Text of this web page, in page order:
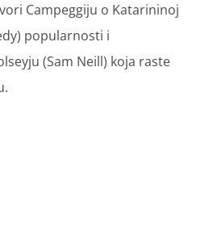
Campeggiju o Katarininoj
popularnosti i
(Sam Neill) koja raste